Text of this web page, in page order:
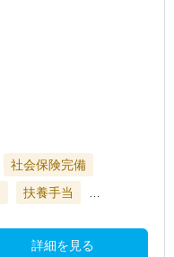
社会保険完備
扶養手当
詳細を見る